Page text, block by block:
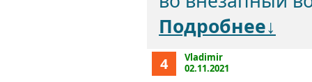
Подробнее↓
4
Vladimir
02.11.2021